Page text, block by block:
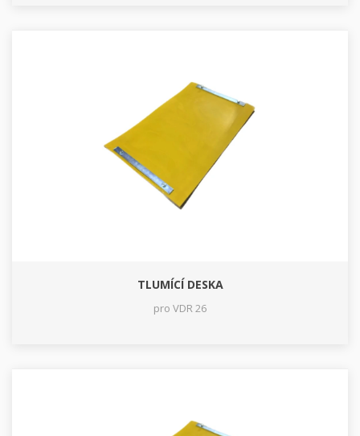
TLUMÍCÍ DESKA
pro VDR 26